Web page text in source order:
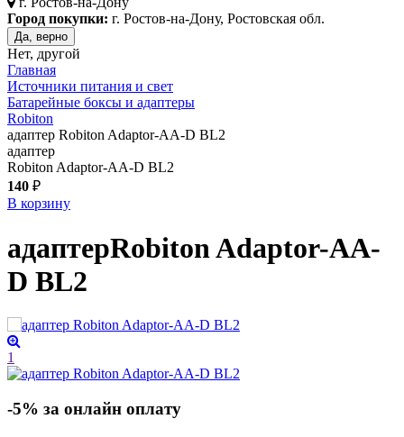
Город покупки: г. Ростов-на-Дону, Ростовская обл.
Да, верно
Нет, другой
Главная
Источники питания и свет
Батарейные боксы и адаптеры
Robiton
адаптер Robiton Adaptor-AA-D BL2
адаптер
Robiton Adaptor-AA-D BL2
140 ₽
В корзину
адаптерRobiton Adaptor-AA-
D BL2
1
-5% за онлайн оплату